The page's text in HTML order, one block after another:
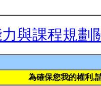
與課程規劃
為確保您我的權利,